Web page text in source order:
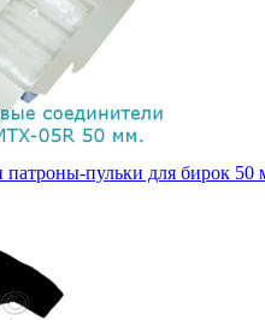
патроны-пульки для бирок 50